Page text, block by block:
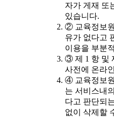
자가 게재 또
있습니다.
② 교육정보
유가 없다고
이용을 부분
③ 제 1 항 및
사전에 온라
④ 교육정보
는 서비스내
다고 판단되
없이 삭제할